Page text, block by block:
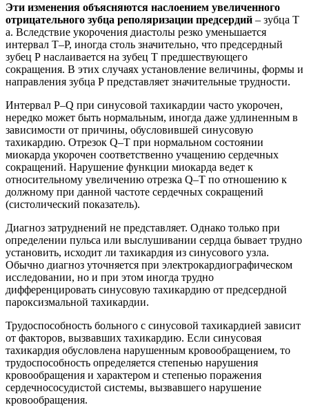
Эти изменения объясняются наслоением увеличенного
отрицательного зубца реполяризации предсердий – зубца Т
а. Вследствие укорочения диастолы резко уменьшается
интервал Т–Р, иногда столь значительно, что предсердный
зубец Р наслаивается на зубец Т предшествующего
сокращения. В этих случаях установление величины, формы и
направления зубца Р представляет значительные трудности.
Интервал Р–Q при синусовой тахикардии часто укорочен,
нередко может быть нормальным, иногда даже удлиненным в
зависимости от причины, обусловившей синусовую
тахикардию. Отрезок Q–Т при нормальном состоянии
миокарда укорочен соответственно учащению сердечных
сокращений. Нарушение функции миокарда ведет к
относительному увеличению отрезка Q–Т по отношению к
должному при данной частоте сердечных сокращений
(систолический показатель).
Диагноз затруднений не представляет. Однако только при
определении пульса или выслушивании сердца бывает трудно
установить, исходит ли тахикардия из синусового узла.
Обычно диагноз уточняется при электрокардиографическом
исследовании, но и при этом иногда трудно
дифференцировать синусовую тахикардию от предсердной
пароксизмальной тахикардии.
Трудоспособность больного с синусовой тахикардией зависит
от факторов, вызвавших тахикардию. Если синусовая
тахикардия обусловлена нарушенным кровообращением, то
трудоспособность определяется степенью нарушения
кровообращения и характером и степенью поражения
сердечнососудистой системы, вызвавшего нарушение
кровообращения.